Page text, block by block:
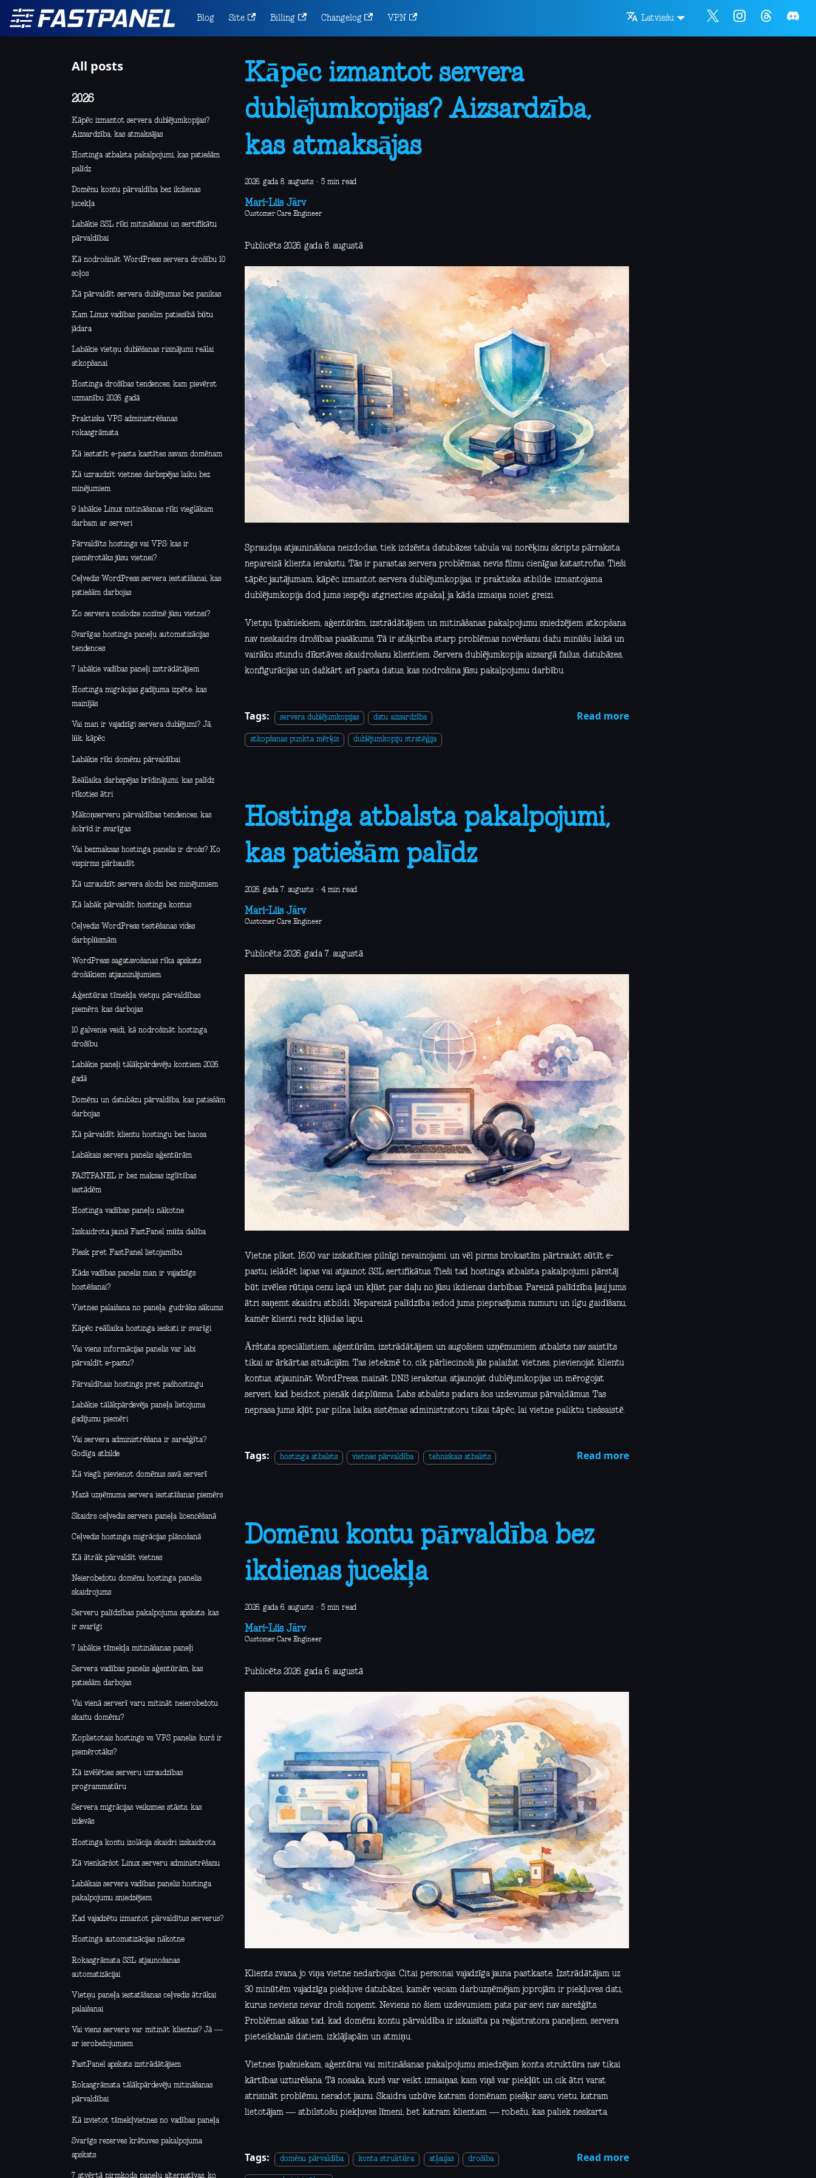
Blog Site Billing Changelog VPN Latviešu
All posts
2026
Kāpēc izmantot servera dublējumkopijas?
Aizsardzība, kas atmaksājas
Hostinga atbalsta pakalpojumi, kas patiešām
palīdz
Domēnu kontu pārvaldība bez ikdienas
jucekļa
Labākie SSL rīki mitināšanai un sertifikātu
pārvaldībai
Kā nodrošināt WordPress servera drošību 10
soļos
Kā pārvaldīt servera dublējumus bez panikas
Kam Linux vadības panelim patiesībā būtu
jādara
Labākie vietņu dublēšanas risinājumi reālai
atkopšanai
Hostinga drošības tendences, kam pievērst
uzmanību 2026. gadā
Praktiska VPS administrēšanas
rokasgrāmata
Kā iestatīt e-pasta kastītes savam domēnam
Kā uzraudzīt vietnes darbspējas laiku bez
minējumiem
9 labākie Linux mitināšanas rīki vieglākam
darbam ar serveri
Pārvaldīts hostings vai VPS: kas ir
piemērotāks jūsu vietnei?
Ceļvedis WordPress servera iestatīšanai, kas
patiešām darbojas
Ko servera noslodze nozīmē jūsu vietnei?
Svarīgas hostinga paneļu automatizācijas
tendences
7 labākie vadības paneļi izstrādātājiem
Hostinga migrācijas gadījuma izpēte: kas
mainījās
Vai man ir vajadzīgi servera dublējumi? Jā,
lūk, kāpēc
Labākie rīki domēnu pārvaldībai
Reāllaika darbspējas brīdinājumi, kas palīdz
rīkoties ātri
Mākoņserveru pārvaldības tendences, kas
šobrīd ir svarīgas
Vai bezmaksas hostinga panelis ir drošs? Ko
vispirms pārbaudīt
Kā uzraudzīt servera slodzi bez minējumiem
Kā labāk pārvaldīt hostinga kontus
Ceļvedis WordPress testēšanas vides
darbplūsmām
WordPress sagatavošanas rīka apskats
drošākiem atjauninājumiem
Aģentūras tīmekļa vietņu pārvaldības
piemērs, kas darbojas
10 galvenie veidi, kā nodrošināt hostinga
drošību
Labākie paneļi tālākpārdevēju kontiem 2026.
gadā
Domēnu un datubāzu pārvaldība, kas patiešām
darbojas
Kā pārvaldīt klientu hostingu bez haosa
Labākais servera panelis aģentūrām
FASTPANEL ir bez maksas izglītības
iestādēm
Hostinga vadības paneļu nākotne
Izskaidrota jaunā FastPanel mūža dalība
Plesk pret FastPanel lietojamību
Kāds vadības panelis man ir vajadzīgs
hostēšanai?
Vietnes palaišana no paneļa: gudrāks sākums
Kāpēc reāllaika hostinga ieskati ir svarīgi
Vai viens informācijas panelis var labi
pārvaldīt e-pastu?
Pārvaldītais hostings pret pašhostingu
Labākie tālākpārdevēja paneļa lietojuma
gadījumu piemēri
Vai servera administrēšana ir sarežģīta?
Godīga atbilde
Kā viegli pievienot domēnus savā serverī
Mazā uzņēmuma servera iestatīšanas piemērs
Skaidrs ceļvedis servera paneļa licencēšanā
Ceļvedis hostinga migrācijas plānošanā
Kā ātrāk pārvaldīt vietnes
Neierobežotu domēnu hostinga panelis:
skaidrojums
Serveru palīdzības pakalpojuma apskats: kas
ir svarīgi
7 labākie tīmekļa mitināšanas paneļi
Servera vadības panelis aģentūrām, kas
patiešām darbojas
Vai vienā serverī varu mitināt neierobežotu
skaitu domēnu?
Koplietotais hostings vs VPS panelis: kurš ir
piemērotāks?
Kā izvēlēties serveru uzraudzības
programmatūru
Servera migrācijas veiksmes stāsts, kas
izdevās
Hostinga kontu izolācija skaidri izskaidrota
Kā vienkāršot Linux serveru administrēšanu
Labākais servera vadības panelis hostinga
pakalpojumu sniedzējiem
Kad vajadzētu izmantot pārvaldītus serverus?
Hostinga automatizācijas nākotne
Rokasgrāmata SSL atjaunošanas
automatizācijai
Vietņu paneļa iestatīšanas ceļvedis ātrākai
palaišanai
Vai viens serveris var mitināt klientus? Jā —
ar ierobežojumiem
FastPanel apskats izstrādātājiem
Rokasgrāmata tālākpārdevēju mitināšanas
pārvaldībai
Kā izvietot tīmekļvietnes no vadības paneļa
Svarīgs rezerves krātuves pakalpojuma
apskats
7 atvērtā pirmkoda paneļu alternatīvas, ko
Kāpēc izmantot servera
dublējumkopijas? Aizsardzība,
kas atmaksājas
2026. gada 8. augusts · 5 min read
Mari-Liis Järv
Customer Care Engineer
Publicēts 2026. gada 8. augustā
Spraudņa atjaunināšana neizdodas, tiek izdzēsta datubāzes tabula vai norēķinu skripts pārraksta
nepareizā klienta ierakstu. Tās ir parastas servera problēmas, nevis filmu cienīgas katastrofas. Tieši
tāpēc jautājumam, kāpēc izmantot servera dublējumkopijas, ir praktiska atbilde: izmantojama
dublējumkopija dod jums iespēju atgriezties atpakaļ, ja kāda izmaiņa noiet greizi.
Vietņu īpašniekiem, aģentūrām, izstrādātājiem un mitināšanas pakalpojumu sniedzējiem atkopšana
nav neskaidrs drošības pasākums. Tā ir atšķirība starp problēmas novēršanu dažu minūšu laikā un
vairāku stundu dīkstāves skaidrošanu klientiem. Servera dublējumkopija aizsargā failus, datubāzes,
konfigurācijas un dažkārt arī pasta datus, kas nodrošina jūsu pakalpojumu darbību.
Tags: servera dublējumkopijas datu aizsardzība
atkopšanas punkta mērķis dublējumkopiju stratēģija
Read more
Hostinga atbalsta pakalpojumi,
kas patiešām palīdz
2026. gada 7. augusts · 4 min read
Mari-Liis Järv
Customer Care Engineer
Publicēts 2026. gada 7. augustā
Vietne plkst. 16.00 var izskatīties pilnīgi nevainojami. un vēl pirms brokastīm pārtraukt sūtīt e-
pastu, ielādēt lapas vai atjaunot SSL sertifikātus. Tieši tad hostinga atbalsta pakalpojumi pārstāj
būt izvēles rūtiņa cenu lapā un kļūst par daļu no jūsu ikdienas darbības. Pareizā palīdzība ļauj jums
ātri saņemt skaidru atbildi. Nepareizā palīdzība iedod jums pieprasījuma numuru un ilgu gaidīšanu,
kamēr klienti redz kļūdas lapu.
Ārštata speciālistiem, aģentūrām, izstrādātājiem un augošiem uzņēmumiem atbalsts nav saistīts
tikai ar ārkārtas situācijām. Tas ietekmē to, cik pārliecinoši jūs palaižat vietnes, pievienojat klientu
kontus, atjaunināt WordPress, maināt DNS ierakstus, atjaunojat dublējumkopijas un mērogojat
serveri, kad beidzot pienāk datplūsma. Labs atbalsts padara šos uzdevumus pārvaldāmus. Tas
neprasa jums kļūt par pilna laika sistēmas administratoru tikai tāpēc, lai vietne paliktu tiešsaistē.
Tags: hostinga atbalsts vietnes pārvaldība tehniskais atbalsts Read more
Domēnu kontu pārvaldība bez
ikdienas jucekļa
2026. gada 6. augusts · 5 min read
Mari-Liis Järv
Customer Care Engineer
Publicēts 2026. gada 6. augustā
Klients zvana, jo viņa vietne nedarbojas. Citai personai vajadzīga jauna pastkaste. Izstrādātājam uz
30 minūtēm vajadzīga piekļuve datubāzei, kamēr vecam darbuzņēmējam joprojām ir piekļuves dati,
kurus neviens nevar droši noņemt. Neviens no šiem uzdevumiem pats par sevi nav sarežģīts.
Problēmas sākas tad, kad domēnu kontu pārvaldība ir izkaisīta pa reģistratora paneļiem, servera
pieteikšanās datiem, izklājlapām un atmiņu.
Vietnes īpašniekam, aģentūrai vai mitināšanas pakalpojumu sniedzējam konta struktūra nav tikai
kārtības uzturēšana. Tā nosaka, kurš var veikt izmaiņas, kam viņš var piekļūt un cik ātri varat
atrisināt problēmu, neradot jaunu. Skaidra uzbūve katram domēnam piešķir savu vietu, katram
lietotājam — atbilstošu piekļuves līmeni, bet katram klientam — robežu, kas paliek neskarta.
Tags: domēnu pārvaldība konta struktūra atļaujas drošība Read more